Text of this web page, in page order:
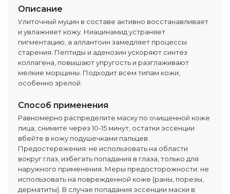
Описание
Улиточный муцин в составе активно восстанавливает
и увлажняет кожу. Ниацинамид устраняет
пигментацию, а аллантоин замедляет процессы
старения. Пептиды и аденозин ускоряют синтез
коллагена, повышают упругость и разглаживают
мелкие морщины. Подходит всем типам кожи,
особенно зрелой.
Способ применения
Равномерно распределите маску по очищенной коже
лица, снимите через 10-15 минут, остатки эссенции
вбейте в кожу подушечками пальцев.
Предостережения: не использовать на области
вокруг глаз, избегать попадания в глаза, только для
наружного применения. Меры предосторожности: не
использовать на поврежденной коже (раны, порезы,
дерматиты). В случае попадания эссенции маски в